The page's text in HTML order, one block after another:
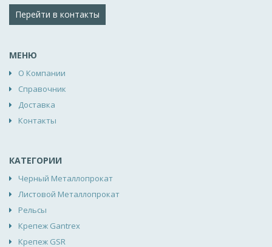
Перейти в контакты
МЕНЮ
О Компании
Справочник
Доставка
Контакты
КАТЕГОРИИ
Черный Металлопрокат
Листовой Металлопрокат
Рельсы
Крепеж Gantrex
Крепеж GSR